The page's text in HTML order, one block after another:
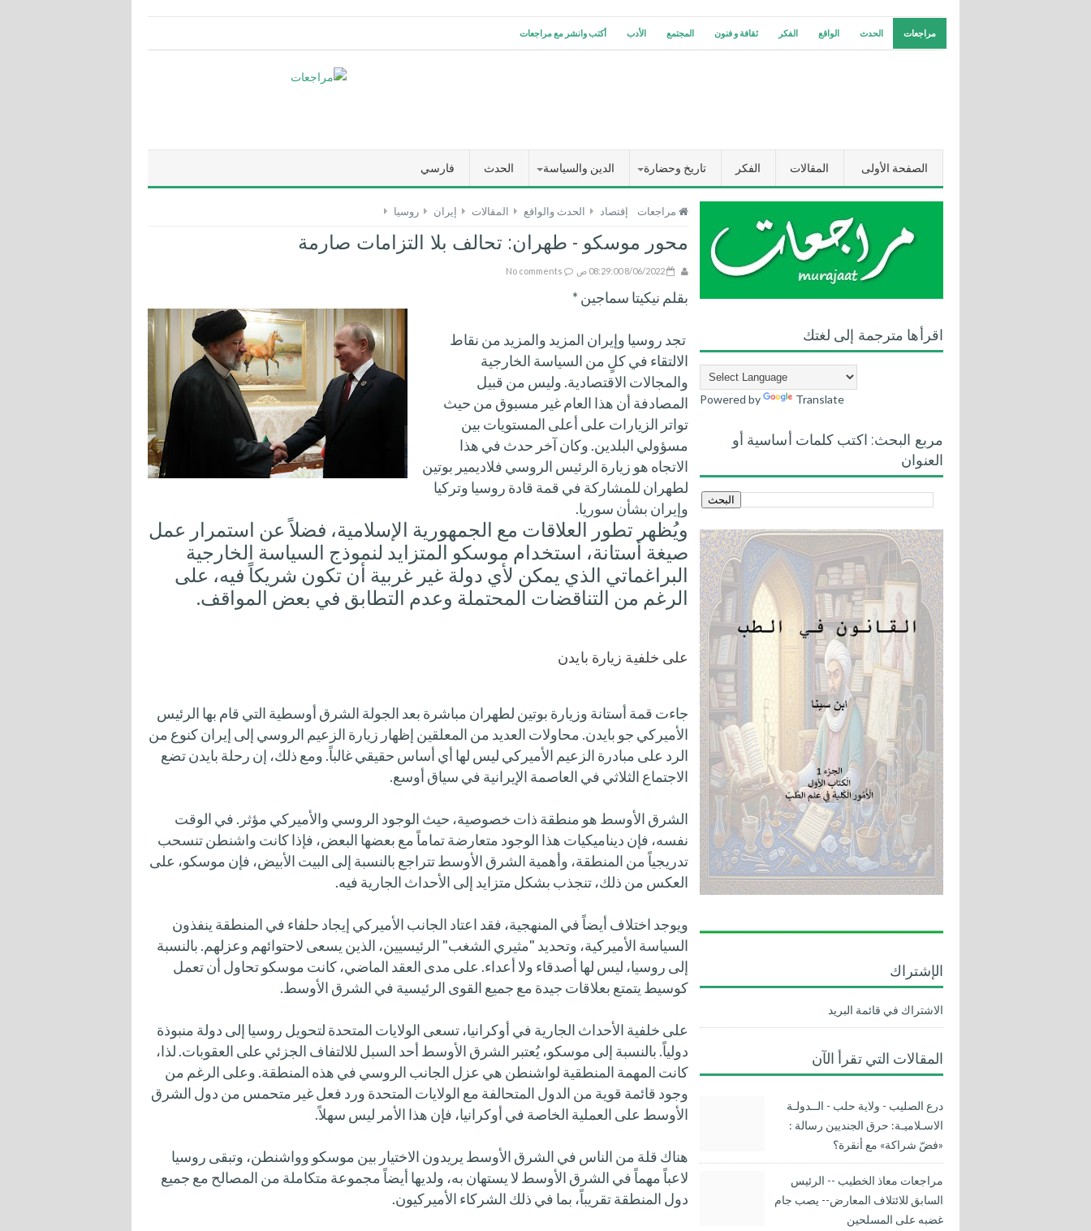
مراجعات الحدث الواقع الفكر ثقافة و فنون المجتمع الأدب أكتب وانشر مع مراجعات
الصفحة الأولى المقالات الفكر تاريخ وحضارة الدين والسياسة الحدث فارسي
مراجعات إقتصاد الحدث والواقع المقالات إيران روسيا
محور موسكو - طهران: تحالف بلا التزامات صارمة
8/06/2022 08:29:00 ص No comments
بقلم نيكيتا سماجين *
تجد روسيا وإيران المزيد والمزيد من نقاط
الالتقاء في كلٍ من السياسة الخارجية
والمجالات الاقتصادية. وليس من قبيل
المصادفة أن هذا العام غير مسبوق من حيث
تواتر الزيارات على أعلى المستويات بين
مسؤولي البلدين. وكان آخر حدث في هذا
الاتجاه هو زيارة الرئيس الروسي فلاديمير بوتين
لطهران للمشاركة في قمة قادة روسيا وتركيا
وإيران بشأن سوريا.
ويُظهر تطور العلاقات مع الجمهورية الإسلامية، فضلاً عن استمرار عمل
صيغة أستانة، استخدام موسكو المتزايد لنموذج السياسة الخارجية
البراغماتي الذي يمكن لأي دولة غير غربية أن تكون شريكاً فيه، على
الرغم من التناقضات المحتملة وعدم التطابق في بعض المواقف.
على خلفية زيارة بايدن
جاءت قمة أستانة وزيارة بوتين لطهران مباشرة بعد الجولة الشرق أوسطية التي قام بها الرئيس
الأميركي جو بايدن. محاولات العديد من المعلقين إظهار زيارة الزعيم الروسي إلى إيران كنوع من
الرد على مبادرة الزعيم الأميركي ليس لها أي أساس حقيقي غالباً. ومع ذلك، إن رحلة بايدن تضع
الاجتماع الثلاثي في العاصمة الإيرانية في سياق أوسع.
الشرق الأوسط هو منطقة ذات خصوصية، حيث الوجود الروسي والأميركي مؤثر. في الوقت
نفسه، فإن ديناميكيات هذا الوجود متعارضة تماماً مع بعضها البعض، فإذا كانت واشنطن تنسحب
تدريجياً من المنطقة، وأهمية الشرق الأوسط تتراجع بالنسبة إلى البيت الأبيض، فإن موسكو، على
العكس من ذلك، تنجذب بشكل متزايد إلى الأحداث الجارية فيه.
ويوجد اختلاف أيضاً في المنهجية، فقد اعتاد الجانب الأميركي إيجاد حلفاء في المنطقة ينفذون
السياسة الأميركية، وتحديد "مثيري الشغب" الرئيسيين، الذين يسعى لاحتوائهم وعزلهم. بالنسبة
إلى روسيا، ليس لها أصدقاء ولا أعداء. على مدى العقد الماضي، كانت موسكو تحاول أن تعمل
كوسيط يتمتع بعلاقات جيدة مع جميع القوى الرئيسية في الشرق الأوسط.
على خلفية الأحداث الجارية في أوكرانيا، تسعى الولايات المتحدة لتحويل روسيا إلى دولة منبوذة
دولياً. بالنسبة إلى موسكو، يُعتبر الشرق الأوسط أحد السبل للالتفاف الجزئي على العقوبات. لذا،
كانت المهمة المنطقية لواشنطن هي عزل الجانب الروسي في هذه المنطقة. وعلى الرغم من
وجود قائمة قوية من الدول المتحالفة مع الولايات المتحدة ورد فعل غير متحمس من دول الشرق
الأوسط على العملية الخاصة في أوكرانيا، فإن هذا الأمر ليس سهلاً.
هناك قلة من الناس في الشرق الأوسط يريدون الاختيار بين موسكو وواشنطن، وتبقى روسيا
لاعباً مهماً في الشرق الأوسط لا يستهان به، ولديها أيضاً مجموعة متكاملة من المصالح مع جميع
دول المنطقة تقريباً، بما في ذلك الشركاء الأميركيون.
اقرأها مترجمة إلى لغتك
Powered by Translate
مربع البحث: اكتب كلمات أساسية أو
العنوان
الإشتراك
الاشتراك في قائمة البريد
المقالات التي تقرأ الآن
درع الصليب - ولاية حلب - الــدولـة
الاسـلاميـة: حرق الجنديين رسالة :
«فضّ شراكة» مع أنقرة؟
مراجعات معاذ الخطيب -- الرئيس
السابق للائتلاف المعارض-- يصب جام
غضبه على المسلحين